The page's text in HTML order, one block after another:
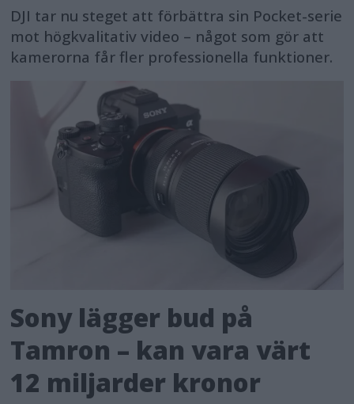
DJI tar nu steget att förbättra sin Pocket-serie
mot högkvalitativ video – något som gör att
kamerorna får fler professionella funktioner.
Sony lägger bud på
Tamron – kan vara värt
12 miljarder kronor